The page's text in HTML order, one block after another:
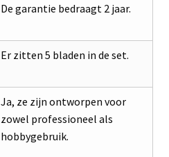
De garantie bedraagt 2 jaar.
Er zitten 5 bladen in de set.
Ja, ze zijn ontworpen voor
zowel professioneel als
hobbygebruik.